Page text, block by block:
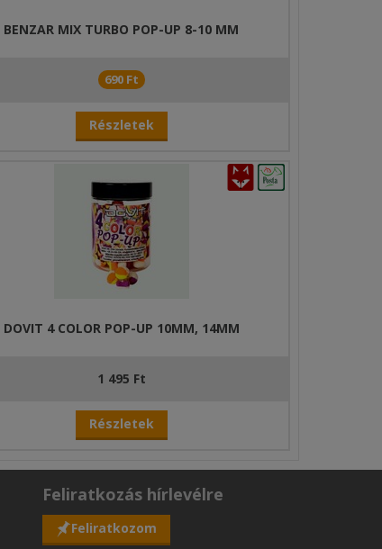
BENZAR MIX TURBO POP-UP 8-10 MM
690 Ft
Részletek
DOVIT 4 COLOR POP-UP 10MM, 14MM
1 495 Ft
Részletek
Feliratkozás hírlevélre
Feliratkozom